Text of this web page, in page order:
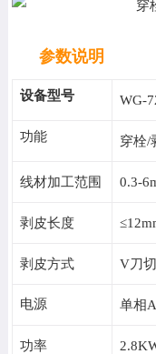
参数说明
设备型号 WG-
功能 穿栓/
线材加工范围 0.3-
剥皮长度
剥皮方式 V刀
电源 单相
功率